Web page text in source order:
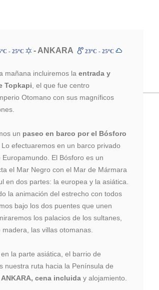
- 25ºC - ANKARA 23ºC - 25ºC
mañana incluiremos laentrada y
Topkapi , el que fue centro
Otomano con sus magníficos
un paseo en barco por el Bósforo
efectuaremos en un barco privado
El Bósforo es un
el Mar Negro con el Mar de Mármara
en dos partes: la europea y la asiática.
la animación del estrecho con todos
bajo los dos puentes que unen
los palacios de los sultanes,
las villas otomanas.
la parte asiática, el barrio de
nuestra ruta hacia la Península de
ANKARA, cena incluida y alojamiento.